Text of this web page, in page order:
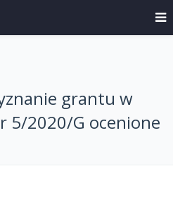
grantu w
5/2020/G ocenione